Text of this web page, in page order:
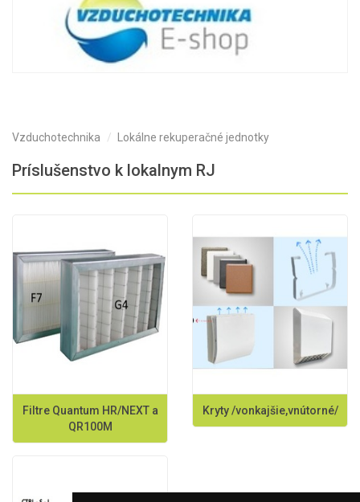
Vzduchotechnika Lokálne rekuperačné jednotky
Príslušenstvo k lokalnym RJ
Filtre Quantum HR/NEXT a
QR100M
Kryty /vonkajšie,vnútorné/